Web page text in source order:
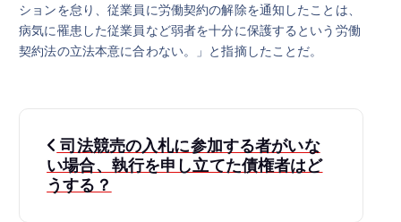
ションを怠り、従業員に労働契約の解除を通知したことは、
病気に罹患した従業員など弱者を十分に保護するという労働
契約法の立法本意に合わない。」と指摘したことだ。
投
稿
司法競売の入札に参加する者がいな
い場合、執行を申し立てた債権者はど
うする？